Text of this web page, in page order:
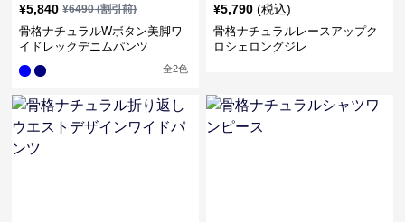
¥5,840 ¥6490(割引前)
骨格ナチュラルWボタン美脚ワ
イドレックデニムパンツ
全2色
¥5,790 (税込)
骨格ナチュラルレースアップク
ロシェロングジレ